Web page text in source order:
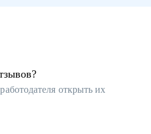
открыть их